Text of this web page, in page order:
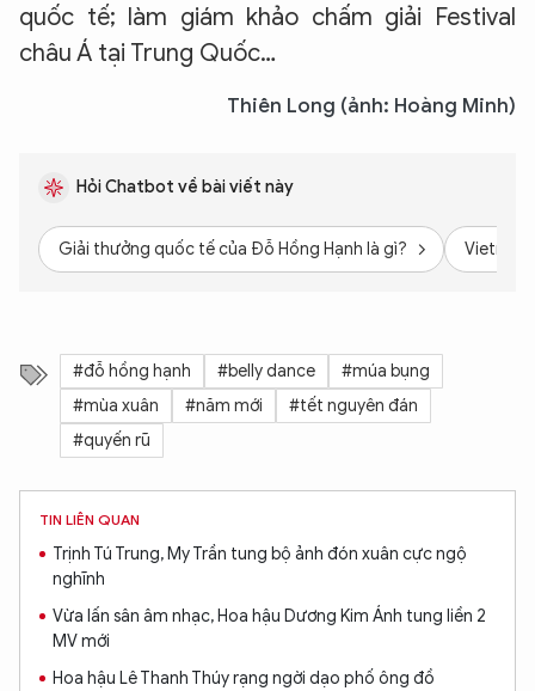
quốc tế; làm giám khảo chấm giải Festival
châu Á tại Trung Quốc…
Thiên Long (ảnh: Hoàng Minh)
Hỏi Chatbot về bài viết này
Giải thưởng quốc tế của Đỗ Hồng Hạnh là gì? Vietnam
#đỗ hồng hạnh #belly dance
#múa bụng
#mùa xuân
#năm mới
#tết nguyên đán
#quyến rũ
TIN LIÊN QUAN
Trịnh Tú Trung, My Trần tung bộ ảnh đón xuân cực ngộ
nghĩnh
Vừa lấn sân âm nhạc, Hoa hậu Dương Kim Ánh tung liền 2
MV mới
Hoa hậu Lê Thanh Thúy rạng ngời dạo phố ông đồ